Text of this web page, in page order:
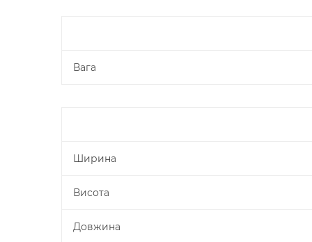
Вага
Ширина
Висота
Довжина